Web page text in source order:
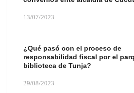
13/07/2023
¿Qué pasó con el proceso de
responsabilidad fiscal por el
biblioteca de Tunja?
29/08/2023